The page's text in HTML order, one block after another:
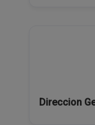
Direccion